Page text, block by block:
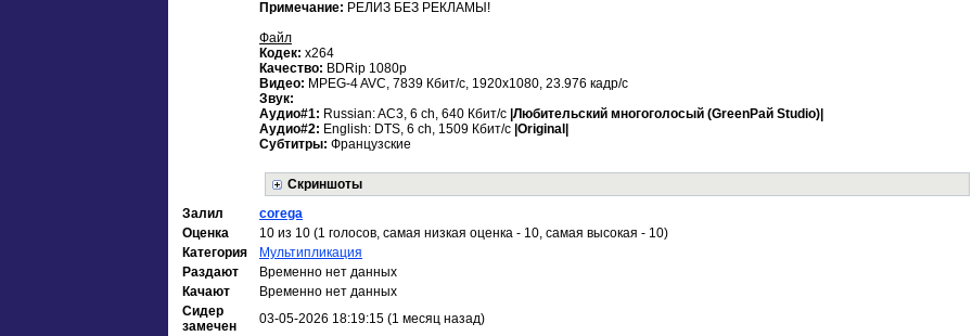
Примечание: РЕЛИЗ БЕЗ РЕКЛАМЫ!
Файл
Кодек: x264
Качество: BDRip 1080p
Видео: MPEG-4 AVC, 7839 Кбит/с, 1920x1080, 23.976 кадр/с
Звук:
Аудио#1: Russian: AC3, 6 ch, 640 Кбит/с |Любительский многоголосый (GreenРай Studio)|
Аудио#2: English: DTS, 6 ch, 1509 Кбит/с |Original|
Субтитры: Французские
Скриншоты
Залил
corega
Оценка
10 из 10 (1 голосов, самая низкая оценка - 10, самая высокая - 10)
Категория
Мультипликация
Раздают
Временно нет данных
Качают
Временно нет данных
Сидер
замечен
03-05-2026 18:19:15 (1 месяц назад)